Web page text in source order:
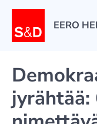
Siirry
EERO
jyrähtää: